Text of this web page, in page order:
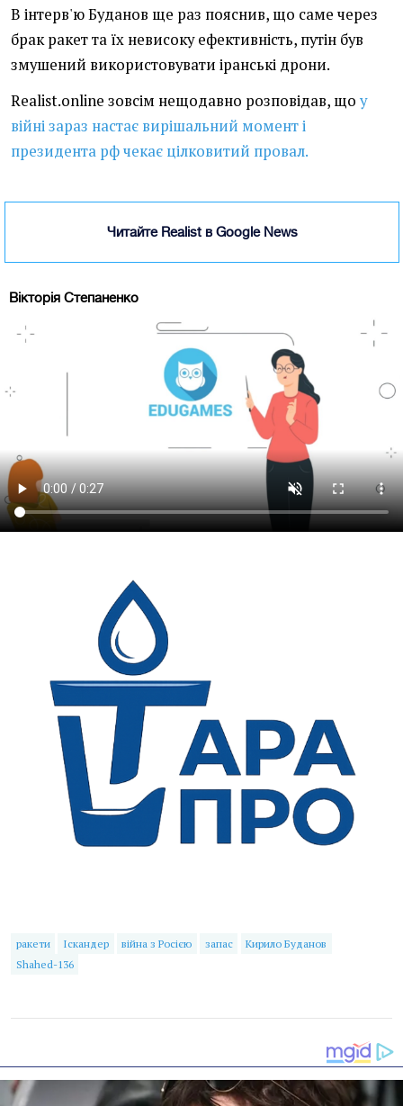
В інтерв'ю Буданов ще раз пояснив, що саме через
брак ракет та їх невисоку ефективність, путін був
змушений використовувати іранські дрони.
Realist.online зовсім нещодавно розповідав, що у
війні зараз настає вирішальний момент і
президента рф чекає цілковитий провал.
Читайте Realist в Google News
Вікторія Степаненко
ракети Іскандер війна з Росією запас
Кирило Буданов
Shahed-136